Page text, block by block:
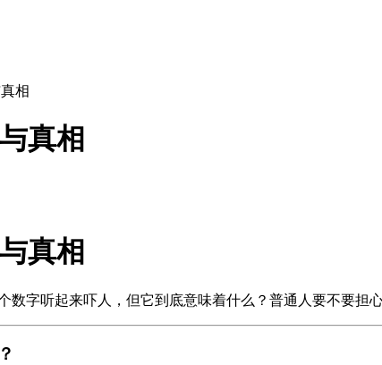
相
真相
真相
数字听起来吓人，但它到底意味着什么？普通人要不要担